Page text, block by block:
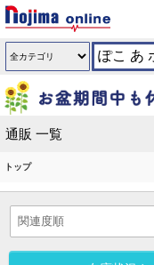
通販 一覧
トップ